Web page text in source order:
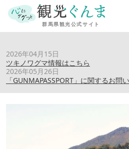
2026年04月15日
ツキノワグマ情報はこちら
2026年05月26日
「GUNMAPASSPORT」に関するお問
菅沼